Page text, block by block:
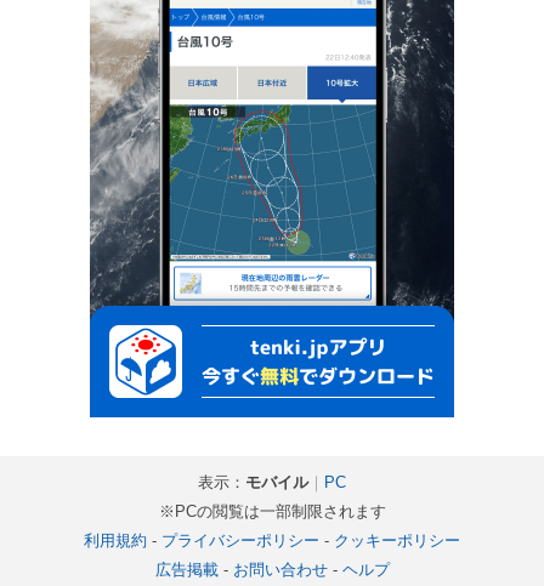
表示： モバイル｜ PC
※PCの閲覧は一部制限されます
利用規約 - プライバシーポリシー - クッキーポリシー
広告掲載- お問い合わせ- ヘルプ